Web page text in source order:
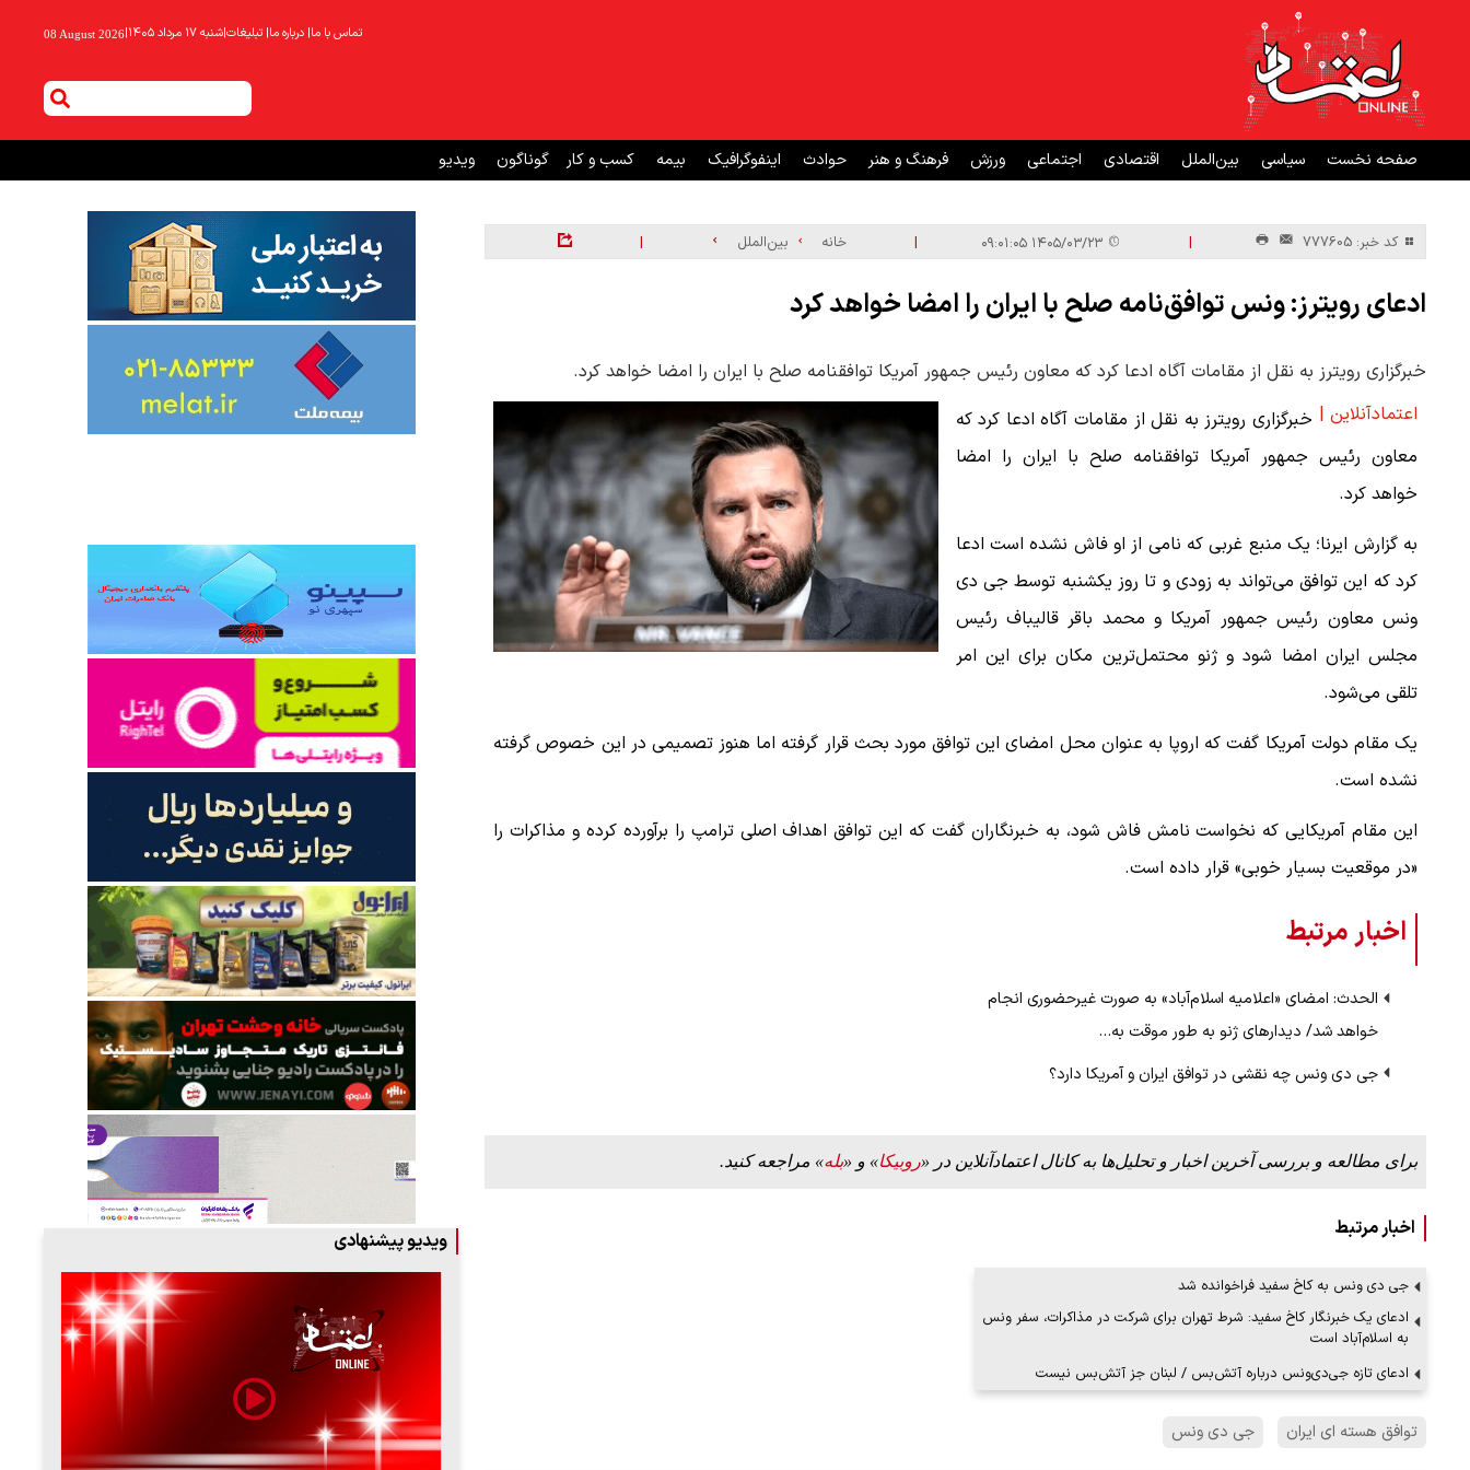
تماس با ما| درباره ما| تبلیغات|شنبه ۱۷ مرداد ۱۴۰۵ |
08 August 2026
صفحه نخست سیاسی بین‌الملل اقتصادی اجتماعی ورزش فرهنگ و هنر حوادث اینفوگرافیک بیمه کسب و کار گوناگون ویدیو
کد خبر: 777605 |
| خانه بین‌الملل |
ادعای رویترز: ونس توافق‌نامه صلح با ایران را امضا خواهد کرد
خبرگزاری رویترز به نقل از مقامات آگاه ادعا کرد که معاون رئیس جمهور آمریکا توافقنامه صلح با ایران را امضا خواهد کرد.
اعتمادآنلاین | خبرگزاری رویترز به نقل از مقامات آگاه ادعا کرد که
معاون رئیس جمهور آمریکا توافقنامه صلح با ایران را امضا
خواهد کرد.
به گزارش ایرنا؛ یک منبع غربی که نامی از او فاش نشده است ادعا
کرد که این توافق می‌تواند به زودی و تا روز یکشنبه توسط جی دی
ونس معاون رئیس جمهور آمریکا و محمد باقر قالیباف رئیس
مجلس ایران امضا شود و ژنو محتمل‌ترین مکان برای این امر
تلقی می‌شود.
یک مقام دولت آمریکا گفت که اروپا به عنوان محل امضای این توافق مورد بحث قرار گرفته اما هنوز تصمیمی در این خصوص گرفته
نشده است.
این مقام آمریکایی که نخواست نامش فاش شود، به خبرنگاران گفت که این توافق اهداف اصلی ترامپ را برآورده کرده و مذاکرات را
«در موقعیت بسیار خوبی» قرار داده است.
اخبار مرتبط
الحدث: امضای «اعلامیه اسلام‌آباد» به صورت غیرحضوری انجام
خواهد شد/ دیدارهای ژنو به طور موقت به…
جی دی ونس چه نقشی در توافق ایران و آمریکا دارد؟
برای مطالعه و بررسی آخرین اخبار و تحلیل‌ها به کانال اعتمادآنلاین در «روبیکا» و «بله» مراجعه کنید.
اخبار مرتبط
جی دی ونس به کاخ سفید فراخوانده شد
ادعای یک خبرنگار کاخ سفید: شرط تهران برای شرکت در مذاکرات، سفر ونس
به اسلام‌آباد است
ادعای تازه جی‌دی‌ونس درباره آتش‌بس / لبنان جز آتش‌بس نیست
توافق هسته ای ایران جی دی ونس
ویدیو پیشنهادی